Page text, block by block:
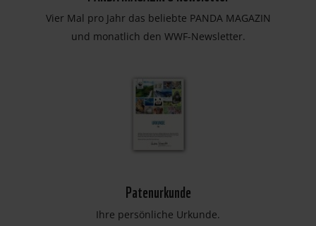
Vier Mal pro Jahr das beliebte PANDA MAGAZIN
und monatlich den WWF-Newsletter.
Patenurkunde
Ihre persönliche Urkunde.